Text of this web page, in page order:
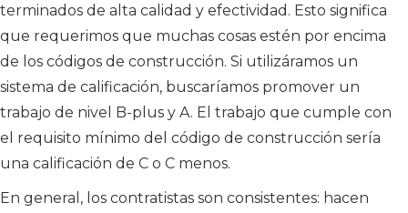
terminados de alta calidad y efectividad. Esto significa
que requerimos que muchas cosas estén por encima
de los códigos de construcción. Si utilizáramos un
sistema de calificación, buscaríamos promover un
trabajo de nivel B-plus y A. El trabajo que cumple con
el requisito mínimo del código de construcción sería
una calificación de C o C menos.
En general, los contratistas son consistentes: hacen